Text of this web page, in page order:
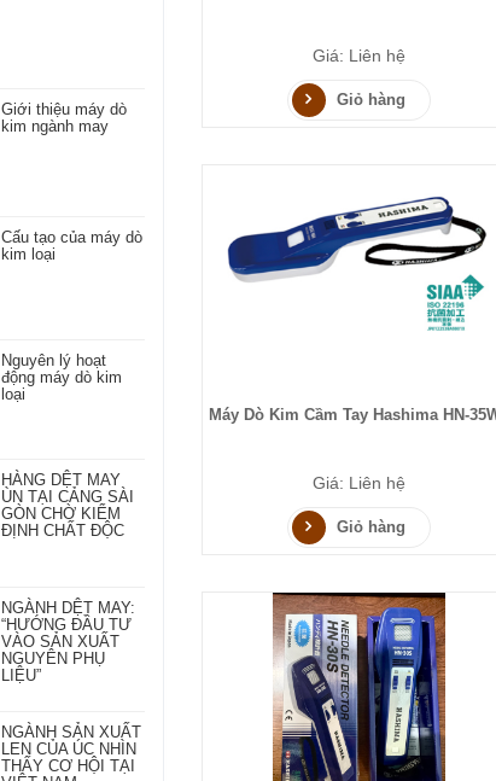
Giá: Liên hệ
Giỏ hàng
Máy Dò Kim Cầm Tay Hashima HN-
Giá: Liên hệ
Giỏ hàng
Giới thiệu máy dò
kim ngành may
Cấu tạo của máy dò
kim loại
Nguyên lý hoạt
động máy dò kim
loại
HÀNG DỆT MAY
ÙN TẠI CẢNG SÀI
GÒN CHỜ KIỂM
ĐỊNH CHẤT ĐỘC
NGÀNH DỆT MAY:
“HƯỚNG ĐẦU TƯ
VÀO SẢN XUẤT
NGUYÊN PHỤ
LIỆU”
NGÀNH SẢN XUẤT
LEN CỦA ÚC NHÌN
THẤY CƠ HỘI TẠI